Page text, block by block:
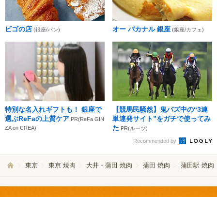
ビゴの店 (銀座/パン) オー バカナル 銀座 (銀座/カフェ)
特別な名入れギフトも！ 銀座で
選ぶReFaの上質ケア PR(ReFa GIN
ZA on CREA)
【競馬民騒然】鬼バズ中の“3連
単連発サイト”をガチで使ってみ
た PR(ルーツ)
Recommended by
東京 東京 焼肉 大井・蒲田 焼肉 蒲田 焼肉 蒲田駅 焼肉